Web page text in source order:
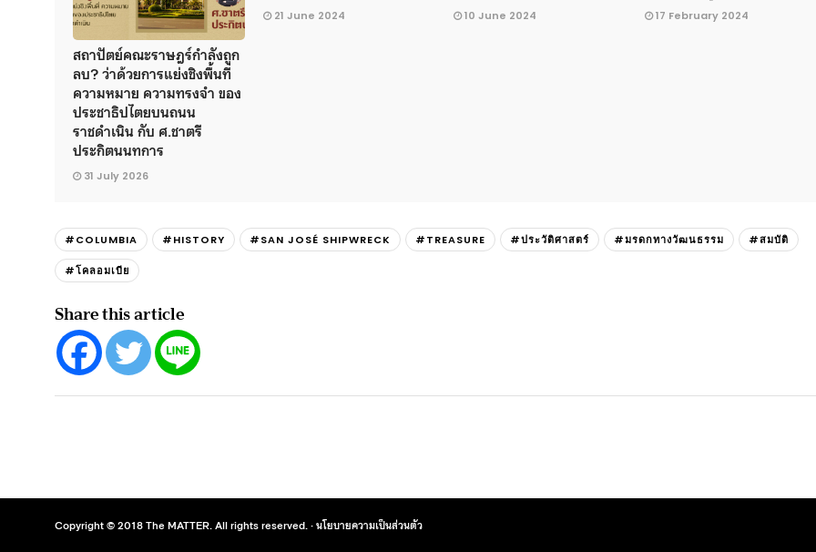
สถาปัตย์คณะราษฎร์กำลังถูก
ลบ? ว่าด้วยการแย่งชิงพื้นที่
ความหมาย ความทรงจำ ของ
ประชาธิปไตยบนถนน
ราชดำเนิน กับ ศ.ชาตรี
ประกิตนนทการ
31 July 2026
21 June 2024 10 June 2024 17 February 2024
#COLUMBIA #HISTORY #SAN JOSÉ SHIPWRECK #TREASURE #ประวัติศาสตร์ #มรดกทางวัฒนธรรม #สมบัติ
#โคลอมเบีย
Share this article
Copyright © 2018 The MATTER. All rights reserved. ·นโยบายความเป็นส่วนตัว